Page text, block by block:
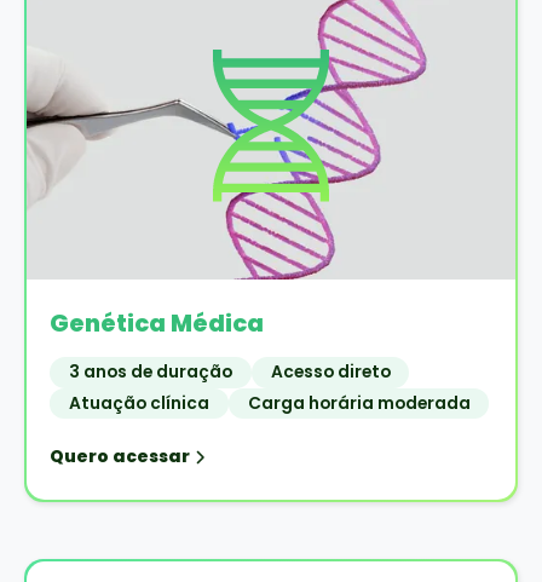
Genética Médica
3 anos de duração
Acesso direto
Atuação clínica
Carga horária moderada
Quero acessar